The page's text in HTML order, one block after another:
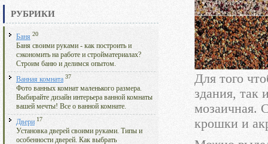
РУБРИКИ
Баня 20
Баня своими руками - как построить и
сэкономить на работе и стройматериалах?
Строим баню и делимся опытом.
Ванная комната 37
Фото ванных комнат маленького размера.
Выбирайте дизайн интерьера ванной комнаты
вашей мечты! Все о ванной комнате.
Двери 17
Установка дверей своими руками. Типы и
особенности дверей. Как выбрать
Для того
здания, так
мозаичная.
крошки и